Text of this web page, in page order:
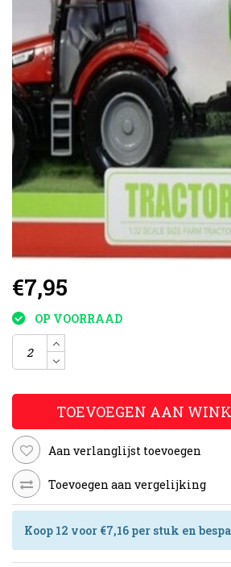
€7,95
OP VOORRAAD
TOEVOEGEN AAN
Aan verlanglijst toevoegen
Toevoegen aan vergelijking
Koop 12 voor €7,16 per stuk en